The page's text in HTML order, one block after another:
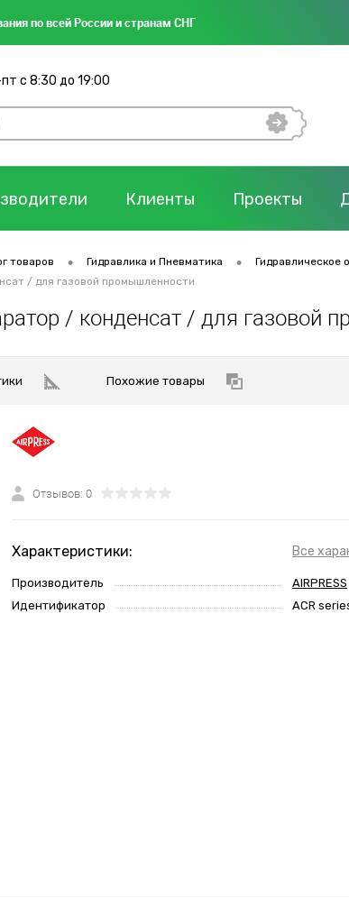
по всей России и странам СНГ
с 8:30 до 19:00
Клиенты Проекты
товаров • Гидравлика и Пневматика • Гидравлическое
/ для газовой промышленности
/ конденсат / для газовой
Похожие товары
Отзывов: 0
Характеристики: Все
Производитель
AIRPRESS
Идентификатор
ACR